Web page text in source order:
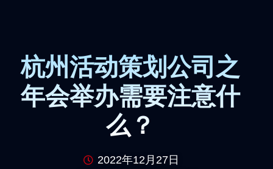
杭州活动策划公司之
年会举办需要注意什
么？
2022年12月27日